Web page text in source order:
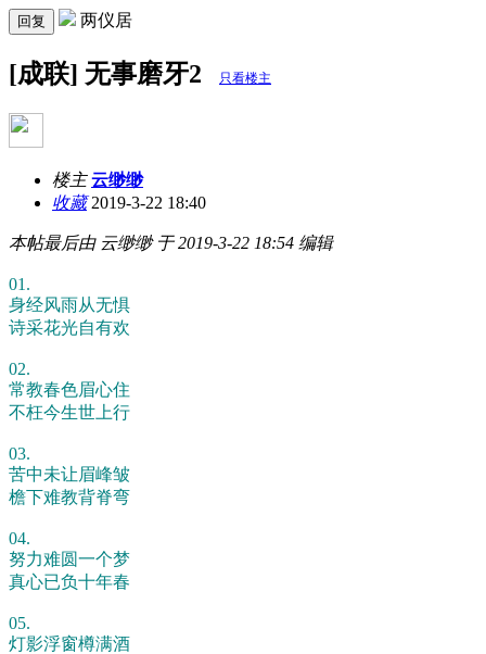
回复 两仪居
[成联] 无事磨牙2 只看楼主
楼主 云缈缈
收藏2019-3-22 18:40
本帖最后由 云缈缈 于 2019-3-22 18:54 编辑
01.
身经风雨从无惧
诗采花光自有欢
02.
常教春色眉心住
不枉今生世上行
03.
苦中未让眉峰皱
檐下难教背脊弯
04.
努力难圆一个梦
真心已负十年春
05.
灯影浮窗樽满酒